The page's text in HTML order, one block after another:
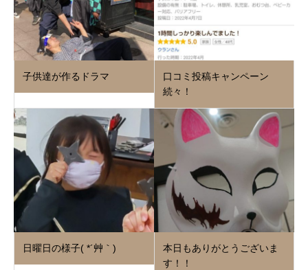
子供達が作るドラマ
口コミ投稿キャンペーン
続々！
日曜日の様子( *´艸｀)
本日もありがとうございま
す！！